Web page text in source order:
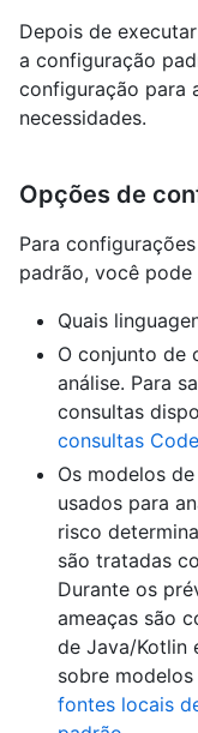
Depois de
a configuração
configuração para
necessidades.
Opções de
Para
padrão, você pode
Quais
O conjunto de
análise. Para
consultas
consultas
Os modelos
usados para
risco
são tratadas
Durante os
ameaças são
de Java/Kotlin
sobre
fontes locais